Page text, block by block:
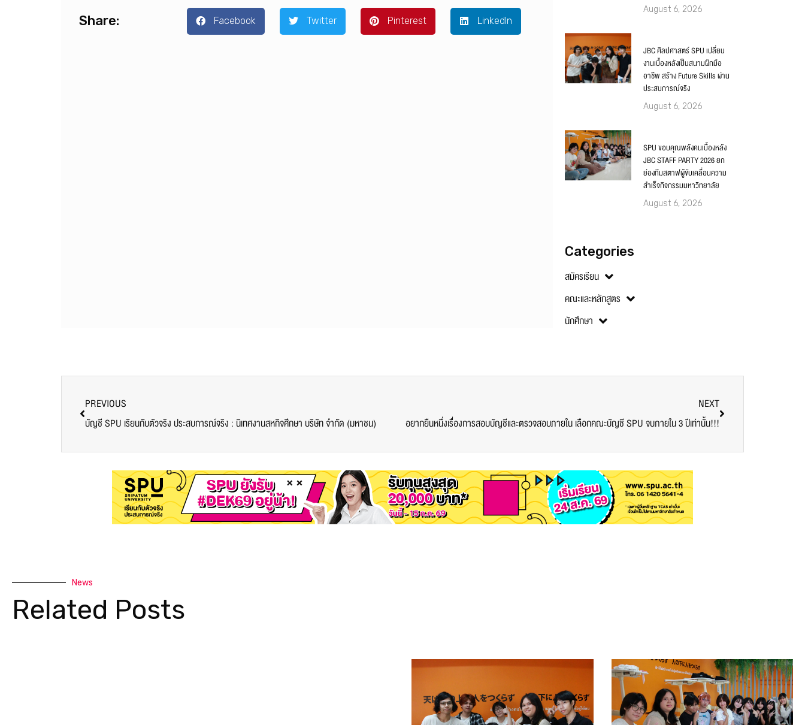
Share: Facebook Twitter Pinterest LinkedIn
August 6, 2026
JBC ศิลปศาสตร์ SPU เปลี่ยน
งานเบื้องหลังเป็นสนามฝึกมือ
อาชีพ สร้าง Future Skills ผ่าน
ประสบการณ์จริง
August 6, 2026
SPU ขอบคุณพลังคนเบื้องหลัง
JBC STAFF PARTY 2026 ยก
ย่องทีมสตาฟผู้ขับเคลื่อนความ
สำเร็จกิจกรรมมหาวิทยาลัย
August 6, 2026
Categories
สมัครเรียน
คณะและหลักสูตร
นักศึกษา
PREVIOUS
บัญชี SPU เรียนกับตัวจริง ประสบการณ์จริง : นิเทศงานสหกิจศึกษา บริษัท จำกัด (มหาชน)
NEXT
​อยากยืนหนึ่งเรื่องการสอบบัญชีและตรวจสอบภายใน เลือกคณะบัญชี SPU จบภายใน 3 ปีเท่านั้น!!!
News
Related Posts